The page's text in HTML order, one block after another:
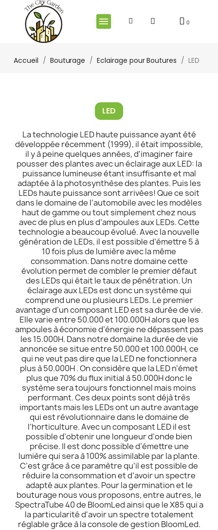
Accueil Bouturage Eclairage pour Boutures LED
LED
La technologie LED haute puissance ayant été
développée récemment (1999), il était impossible,
il y à peine quelques années, d'imaginer faire
pousser des plantes avec un éclairage aux LED: la
puissance lumineuse étant insuffisante et mal
adaptée à la photosynthèse des plantes. Puis les
LEDs haute puissance sont arrivées! Que ce soit
dans le domaine de l’automobile avec les modèles
haut de gamme ou tout simplement chez nous
avec de plus en plus d’ampoules aux LEDs. Cette
technologie a beaucoup évolué. Avec la nouvelle
génération de LEDs, il est possible d’émettre 5 à
10 fois plus de lumière avec la même
consommation. Dans notre domaine cette
évolution permet de combler le premier défaut
des LEDs qui était le taux de pénétration. Un
éclairage aux LEDs est donc un système qui
comprend une ou plusieurs LEDs. Le premier
avantage d’un composant LED est sa durée de vie.
Elle varie entre 50.000 et 100.000H alors que les
ampoules à économie d’énergie ne dépassent pas
les 15.000H. Dans notre domaine la durée de vie
annoncée se situe entre 50.000 et 100.000H, ce
qui ne veut pas dire que la LED ne fonctionnera
plus à 50.000H . On considère que la LED n’émet
plus que 70% du flux initial à 50.000H donc le
système sera toujours fonctionnel mais moins
performant. Ces deux points sont déjà très
importants mais les LEDs ont un autre avantage
qui est révolutionnaire dans le domaine de
l’horticulture. Avec un composant LED il est
possible d’obtenir une longueur d’onde bien
précise. Il est donc possible d’émettre une
lumière qui sera à 100% assimilable par la plante.
C’est grâce à ce paramètre qu’il est possible de
réduire la consommation et d’avoir un spectre
adapté aux plantes. Pour la germination et le
bouturage nous vous proposons, entre autres, le
SpectraTube 40 de BloomLed ainsi que le X85 qui a
la particularité d'avoir un spectre totalement
réglable grâce à la console de gestion BloomLed.